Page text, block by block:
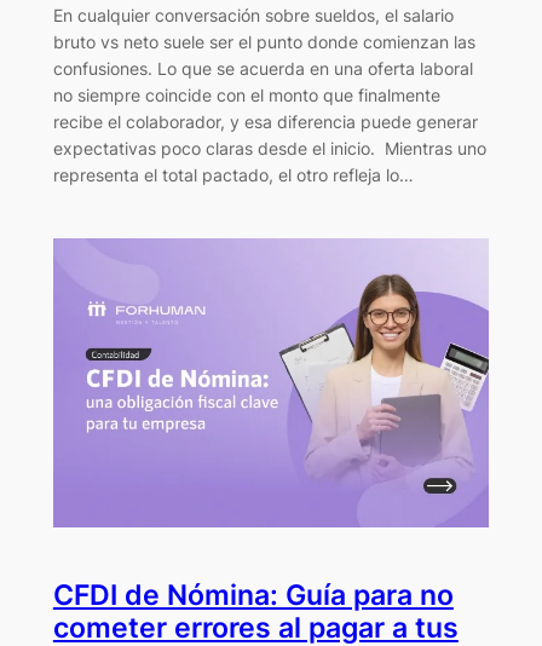
En cualquier conversación sobre sueldos, el salario
bruto vs neto suele ser el punto donde comienzan las
confusiones. Lo que se acuerda en una oferta laboral
no siempre coincide con el monto que finalmente
recibe el colaborador, y esa diferencia puede generar
expectativas poco claras desde el inicio. Mientras uno
representa el total pactado, el otro refleja lo…
CFDI de Nómina: Guía para no
cometer errores al pagar a tus